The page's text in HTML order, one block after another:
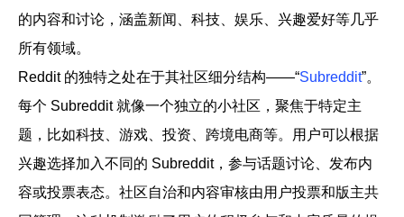
的内容和讨论，涵盖新闻、科技、娱乐、兴趣爱好等几乎
所有领域。
Reddit 的独特之处在于其社区细分结构——“Subreddit”。
每个 Subreddit 就像一个独立的小社区，聚焦于特定主
题，比如科技、游戏、投资、跨境电商等。用户可以根据
兴趣选择加入不同的 Subreddit，参与话题讨论、发布内
容或投票表态。社区自治和内容审核由用户投票和版主共